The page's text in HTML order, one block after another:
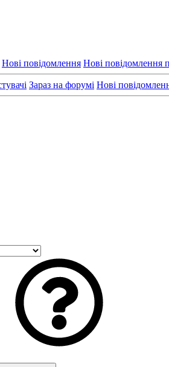
Нові повідомлення Нові повідомлення
Зараз на форумі Нові